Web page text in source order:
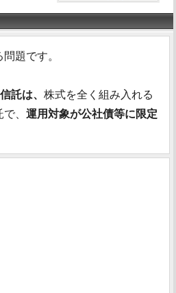
題です。
託は、 株式を全く組み入れる
、 運用対象が公社債等に限定